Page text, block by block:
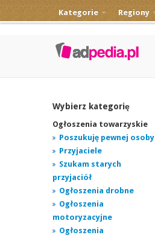
Kategorie Regiony
Wybierz kategorię
Ogłoszenia towarzyskie
Poszukuję pewnej osoby
Przyjaciele
Szukam starych
przyjaciół
Ogłoszenia drobne
Ogłoszenia
motoryzacyjne
Ogłoszenia